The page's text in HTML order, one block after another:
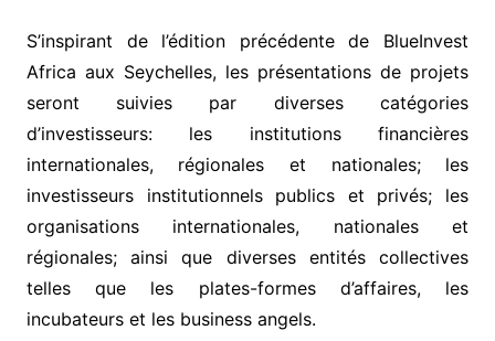
S’inspirant de l’édition précédente de BlueInvest
Africa aux Seychelles, les présentations de projets
seront suivies par diverses catégories
d’investisseurs: les institutions financières
internationales, régionales et nationales; les
investisseurs institutionnels publics et privés; les
organisations internationales, nationales et
régionales; ainsi que diverses entités collectives
telles que les plates-formes d’affaires, les
incubateurs et les business angels.